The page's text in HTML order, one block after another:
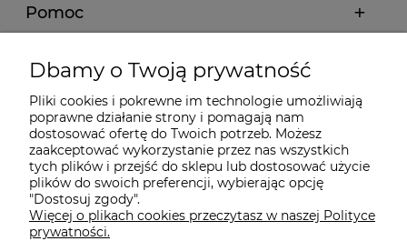
Pomoc
Moje konto
Płatności i dostawa
Informacje
O nas
Dbamy o Twoją prywatność
Pliki cookies i pokrewne im technologie umożliwiają
poprawne działanie strony i pomagają nam
dostosować ofertę do Twoich potrzeb. Możesz
zaakceptować wykorzystanie przez nas wszystkich
tych plików i przejść do sklepu lub dostosować użycie
plików do swoich preferencji, wybierając opcję
"Dostosuj zgody".
Więcej o plikach cookies przeczytasz w naszej Polityce
prywatności.